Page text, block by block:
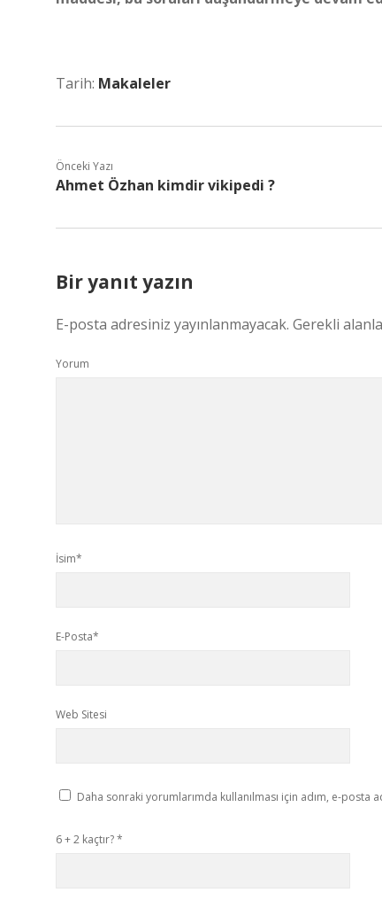
Tarih: Makaleler
Önceki Yazı
Ahmet Özhan kimdir vikipedi ?
Bir yanıt yazın
E-posta adresiniz yayınlanmayacak. Gerekli
Yorum
İsim*
E-Posta*
Web Sitesi
Daha sonraki yorumlarımda kullanılması için adım, e-posta
6 + 2 kaçtır?*